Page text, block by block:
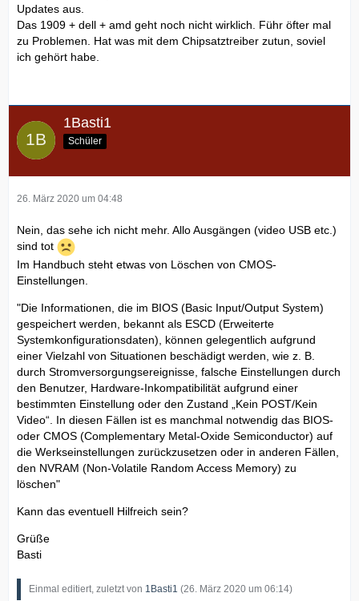
Updates aus.
Das 1909 + dell + amd geht noch nicht wirklich. Führ öfter mal
zu Problemen. Hat was mit dem Chipsatztreiber zutun, soviel
ich gehört habe.
1Basti1
Schüler
26. März 2020 um 04:48
Nein, das sehe ich nicht mehr. Allo Ausgängen (video USB etc.)
sind tot
Im Handbuch steht etwas von Löschen von CMOS-
Einstellungen.
"Die Informationen, die im BIOS (Basic Input/Output System)
gespeichert werden, bekannt als ESCD (Erweiterte
Systemkonfigurationsdaten), können gelegentlich aufgrund
einer Vielzahl von Situationen beschädigt werden, wie z. B.
durch Stromversorgungsereignisse, falsche Einstellungen durch
den Benutzer, Hardware-Inkompatibilität aufgrund einer
bestimmten Einstellung oder den Zustand „Kein POST/Kein
Video“. In diesen Fällen ist es manchmal notwendig das BIOS-
oder CMOS (Complementary Metal-Oxide Semiconductor) auf
die Werkseinstellungen zurückzusetzen oder in anderen Fällen,
den NVRAM (Non-Volatile Random Access Memory) zu
löschen"
Kann das eventuell Hilfreich sein?
Grüße
Basti
Einmal editiert, zuletzt von 1Basti1 (26. März 2020 um 06:14)